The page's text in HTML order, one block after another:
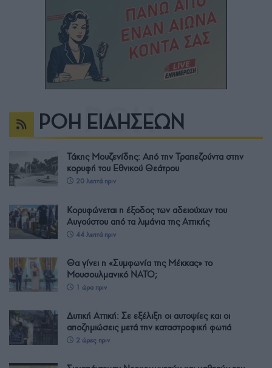
ΡΟΗ ΕΙΔΗΣΕΩΝ
Τάκης Μουζενίδης: Από την Τραπεζούντα στην
κορυφή του Εθνικού Θεάτρου
20 λεπτά πριν
Κορυφώνεται η έξοδος των αδειούχων του
Αυγούστου από τα λιμάνια της Αττικής
44 λεπτά πριν
Θα γίνει η «Συμφωνία της Μέκκας» το
Μουσουλμανικό ΝΑΤΟ;
1 ώρα πριν
Δυτική Αττική: Σε εξέλιξη οι αυτοψίες και οι
αποζημιώσεις μετά την καταστροφική φωτιά
2 ώρες πριν